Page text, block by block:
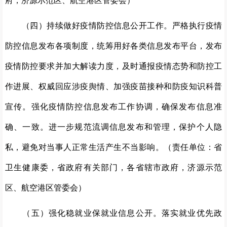
（四）持续做好疫情防控信息公开工作。严格执行疫情
防控信息发布各项制度，统筹用好各类信息发布平台，发布
疫情防控要求并加大解读力度，及时通报疫情态势和防控工
作进展、权威回应涉疫舆情、加强疫苗接种和防疫知识科普
宣传。强化疫情防控信息发布工作协调，确保发布信息准
确、一致。进一步规范流调信息发布和管理，保护个人隐
私，避免对当事人正常生活产生不当影响。（责任单位：省
卫生健康委，省政府有关部门，各省辖市政府，济源示范
区、航空港区管委会）
（五）强化稳就业保就业信息公开。落实就业优先政